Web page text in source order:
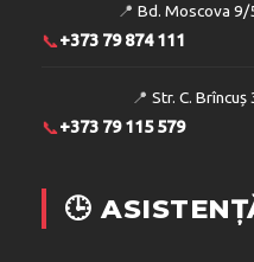
📍 Bd. Moscova 9/
📞+373 79 874 111
📍 Str. C.
📞+373 79 115 579
🕒